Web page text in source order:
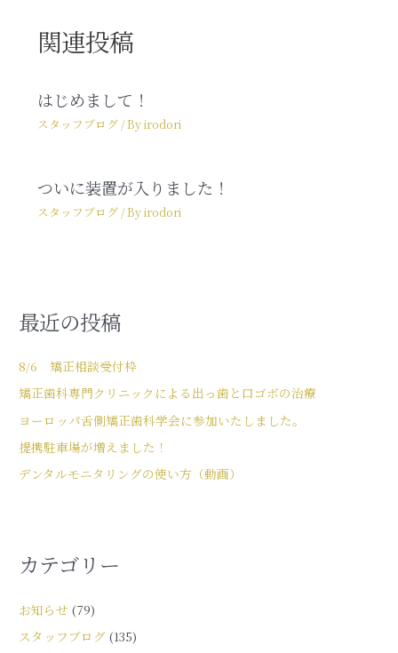
関連投稿
はじめまして！
スタッフブログ/ Byirodori
ついに装置が入りました！
スタッフブログ/ Byirodori
最近の投稿
8/6 矯正相談受付枠
矯正歯科専門クリニックによる出っ歯と口ゴボの治療
ヨーロッパ舌側矯正歯科学会に参加いたしました。
提携駐車場が増えました！
デンタルモニタリングの使い方（動画）
カテゴリー
お知らせ (79)
スタッフブログ (135)